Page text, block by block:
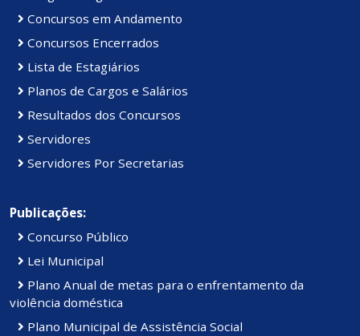
Concursos em Andamento
Concursos Encerrados
Lista de Estagiários
Planos de Cargos e Salários
Resultados dos Concursos
Servidores
Servidores Por Secretarias
Publicações:
Concurso Público
Lei Municipal
Plano Anual de metas para o enfrentamento da
violência doméstica
Plano Municipal de Assistência Social